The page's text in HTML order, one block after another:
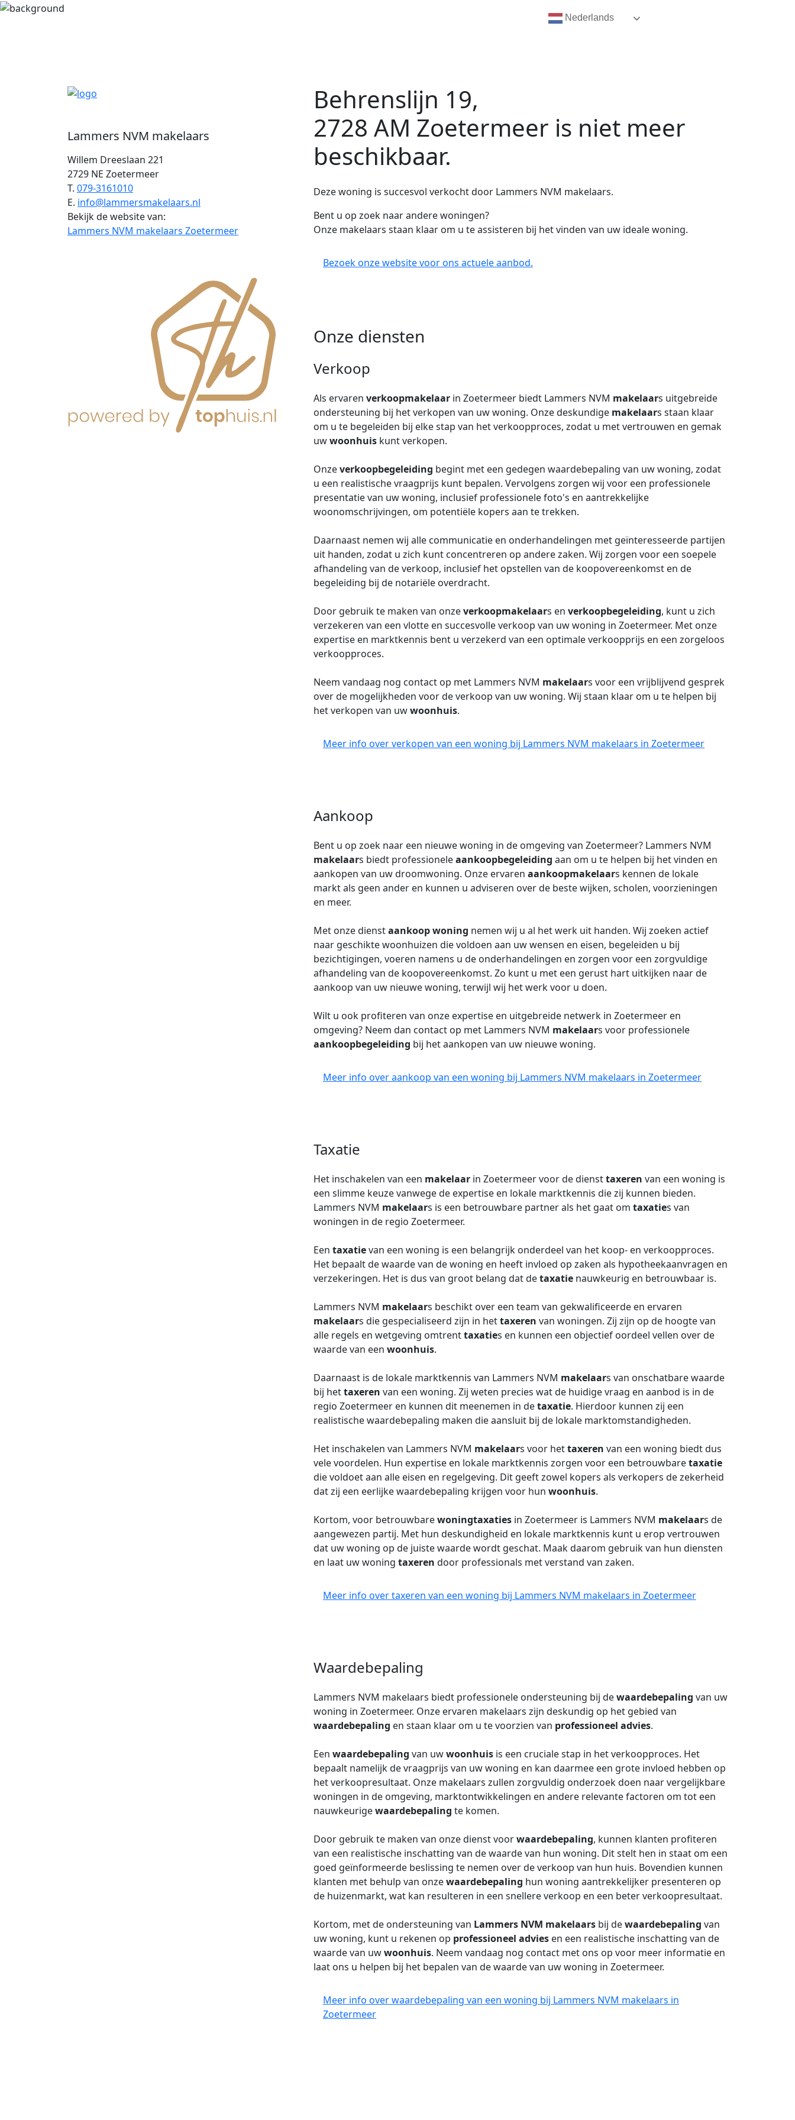
Lammers NVM makelaars
Willem Dreeslaan 221
2729 NE Zoetermeer
T. 079-3161010
E. info@lammersmakelaars.nl
Bekijk de website van:
Lammers NVM makelaars Zoetermeer
Behrenslijn 19,
2728 AM Zoetermeer is niet meer
beschikbaar.
Deze woning is succesvol verkocht door Lammers NVM makelaars.
Bent u op zoek naar andere woningen?
Onze makelaars staan klaar om u te assisteren bij het vinden van uw ideale woning.
Bezoek onze website voor ons actuele aanbod.
Onze diensten
Verkoop
Als ervaren verkoopmakelaar in Zoetermeer biedt Lammers NVM makelaars uitgebreide
ondersteuning bij het verkopen van uw woning. Onze deskundige makelaars staan klaar
om u te begeleiden bij elke stap van het verkoopproces, zodat u met vertrouwen en gemak
uwwoonhuis kunt verkopen.
Onzeverkoopbegeleiding begint met een gedegen waardebepaling van uw woning, zodat
u een realistische vraagprijs kunt bepalen. Vervolgens zorgen wij voor een professionele
presentatie van uw woning, inclusief professionele foto's en aantrekkelijke
woonomschrijvingen, om potentiële kopers aan te trekken.
Daarnaast nemen wij alle communicatie en onderhandelingen met geïnteresseerde partijen
uit handen, zodat u zich kunt concentreren op andere zaken. Wij zorgen voor een soepele
afhandeling van de verkoop, inclusief het opstellen van de koopovereenkomst en de
begeleiding bij de notariële overdracht.
Door gebruik te maken van onzeverkoopmakelaars en verkoopbegeleiding, kunt u zich
verzekeren van een vlotte en succesvolle verkoop van uw woning in Zoetermeer. Met onze
expertise en marktkennis bent u verzekerd van een optimale verkoopprijs en een zorgeloos
verkoopproces.
Neem vandaag nog contact op met Lammers NVM makelaars voor een vrijblijvend gesprek
over de mogelijkheden voor de verkoop van uw woning. Wij staan klaar om u te helpen bij
het verkopen van uwwoonhuis.
Meer info over verkopen van een woning bij Lammers NVM makelaars in Zoetermeer
Aankoop
Bent u op zoek naar een nieuwe woning in de omgeving van Zoetermeer? Lammers NVM
makelaars biedt professioneleaankoopbegeleiding aan om u te helpen bij het vinden en
aankopen van uw droomwoning. Onze ervaren aankoopmakelaars kennen de lokale
markt als geen ander en kunnen u adviseren over de beste wijken, scholen, voorzieningen
en meer.
Met onze dienstaankoop woning nemen wij u al het werk uit handen. Wij zoeken actief
naar geschikte woonhuizen die voldoen aan uw wensen en eisen, begeleiden u bij
bezichtigingen, voeren namens u de onderhandelingen en zorgen voor een zorgvuldige
afhandeling van de koopovereenkomst. Zo kunt u met een gerust hart uitkijken naar de
aankoop van uw nieuwe woning, terwijl wij het werk voor u doen.
Wilt u ook profiteren van onze expertise en uitgebreide netwerk in Zoetermeer en
omgeving? Neem dan contact op met Lammers NVM makelaars voor professionele
aankoopbegeleiding bij het aankopen van uw nieuwe woning.
Meer info over aankoop van een woning bij Lammers NVM makelaars in Zoetermeer
Taxatie
Het inschakelen van een makelaar in Zoetermeer voor de diensttaxeren van een woning is
een slimme keuze vanwege de expertise en lokale marktkennis die zij kunnen bieden.
Lammers NVM makelaars is een betrouwbare partner als het gaat om taxaties van
woningen in de regio Zoetermeer.
Een taxatievan een woning is een belangrijk onderdeel van het koop- en verkoopproces.
Het bepaalt de waarde van de woning en heeft invloed op zaken als hypotheekaanvragen en
verzekeringen. Het is dus van groot belang dat detaxatie nauwkeurig en betrouwbaar is.
Lammers NVM makelaars beschikt over een team van gekwalificeerde en ervaren
makelaars die gespecialiseerd zijn in hettaxeren van woningen. Zij zijn op de hoogte van
alle regels en wetgeving omtrenttaxaties en kunnen een objectief oordeel vellen over de
waarde van een woonhuis.
Daarnaast is de lokale marktkennis van Lammers NVM makelaars van onschatbare waarde
bij hettaxeren van een woning. Zij weten precies wat de huidige vraag en aanbod is in de
regio Zoetermeer en kunnen dit meenemen in detaxatie. Hierdoor kunnen zij een
realistische waardebepaling maken die aansluit bij de lokale marktomstandigheden.
Het inschakelen van Lammers NVM makelaars voor hettaxeren van een woning biedt dus
vele voordelen. Hun expertise en lokale marktkennis zorgen voor een betrouwbaretaxatie
die voldoet aan alle eisen en regelgeving. Dit geeft zowel kopers als verkopers de zekerheid
dat zij een eerlijke waardebepaling krijgen voor hun woonhuis.
Kortom, voor betrouwbarewoningtaxaties in Zoetermeer is Lammers NVM makelaars de
aangewezen partij. Met hun deskundigheid en lokale marktkennis kunt u erop vertrouwen
dat uw woning op de juiste waarde wordt geschat. Maak daarom gebruik van hun diensten
en laat uw woning taxeren door professionals met verstand van zaken.
Meer info over taxeren van een woning bij Lammers NVM makelaars in Zoetermeer
Waardebepaling
Lammers NVM makelaars biedt professionele ondersteuning bij dewaardebepaling van uw
woning in Zoetermeer. Onze ervaren makelaars zijn deskundig op het gebied van
waardebepaling en staan klaar om u te voorzien van professioneel advies.
Een waardebepaling van uwwoonhuis is een cruciale stap in het verkoopproces. Het
bepaalt namelijk de vraagprijs van uw woning en kan daarmee een grote invloed hebben op
het verkoopresultaat. Onze makelaars zullen zorgvuldig onderzoek doen naar vergelijkbare
woningen in de omgeving, marktontwikkelingen en andere relevante factoren om tot een
nauwkeurigewaardebepaling te komen.
Door gebruik te maken van onze dienst voorwaardebepaling, kunnen klanten profiteren
van een realistische inschatting van de waarde van hun woning. Dit stelt hen in staat om een
goed geïnformeerde beslissing te nemen over de verkoop van hun huis. Bovendien kunnen
klanten met behulp van onzewaardebepaling hun woning aantrekkelijker presenteren op
de huizenmarkt, wat kan resulteren in een snellere verkoop en een beter verkoopresultaat.
Kortom, met de ondersteuning van Lammers NVM makelaars bij dewaardebepaling van
uw woning, kunt u rekenen op professioneel advies en een realistische inschatting van de
waarde van uwwoonhuis. Neem vandaag nog contact met ons op voor meer informatie en
laat ons u helpen bij het bepalen van de waarde van uw woning in Zoetermeer.
Meer info over waardebepaling van een woning bij Lammers NVM makelaars in
Zoetermeer
Nederlands